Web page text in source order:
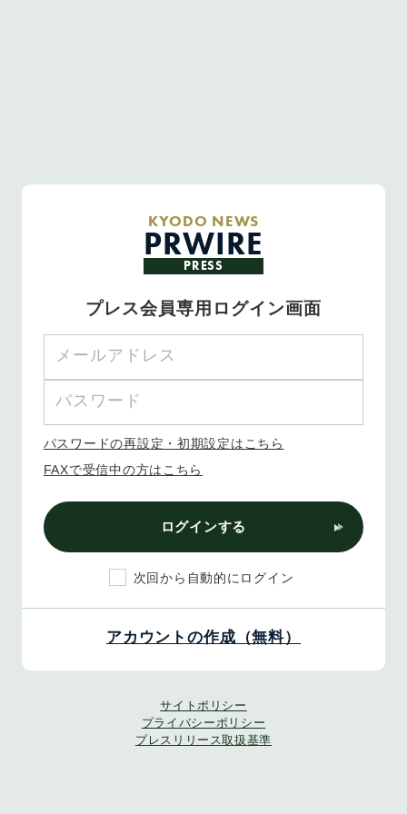
KYODO NEWS
PRWIRE
PRESS
プレス会員専用ログイン画面
パスワードの再設定・初期設定はこちら
FAXで受信中の方はこちら
ログインする
次回から自動的にログイン
アカウントの作成（無料）
サイトポリシー
プライバシーポリシー
プレスリリース取扱基準